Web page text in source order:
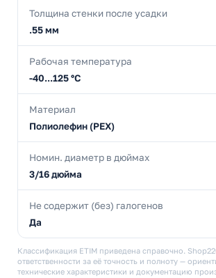
Толщина стенки после усадки
.55 мм
Рабочая температура
-40...125 °C
Материал
Полиолефин (PEX)
Номин. диаметр в дюймах
3/16 дюйма
Не содержит (без) галогенов
Да
Классификация ETIM приведена справочно.
ответственности за её точность и полноту —
технические характеристики и документацию